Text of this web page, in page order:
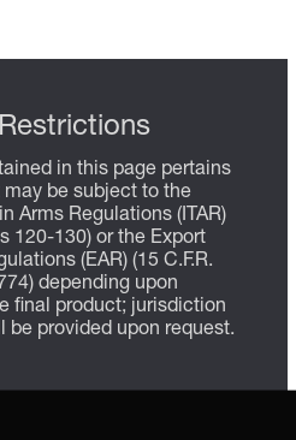
in this page pertains
be subject to the
Arms Regulations (ITAR)
120-130) or the Export
(EAR) (15 C.F.R.
depending upon
final product; jurisdiction
provided upon request.